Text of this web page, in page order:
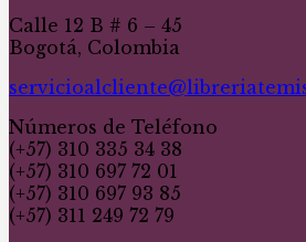
Calle 12 B # 6 – 45
Bogotá, Colombia
Números de Teléfono
(+57) 310 335 34 38
(+57) 310 697 72 01
(+57) 310 697 93 85
(+57) 311 249 72 79